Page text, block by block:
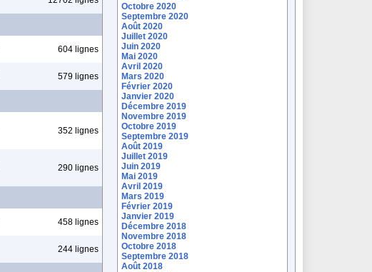
604 lignes
579 lignes
352 lignes
290 lignes
458 lignes
244 lignes
Octobre 2020
Septembre 2020
Août 2020
Juillet 2020
Juin 2020
Mai 2020
Avril 2020
Mars 2020
Février 2020
Janvier 2020
Décembre 2019
Novembre 2019
Octobre 2019
Septembre 2019
Août 2019
Juillet 2019
Juin 2019
Mai 2019
Avril 2019
Mars 2019
Février 2019
Janvier 2019
Décembre 2018
Novembre 2018
Octobre 2018
Septembre 2018
Août 2018